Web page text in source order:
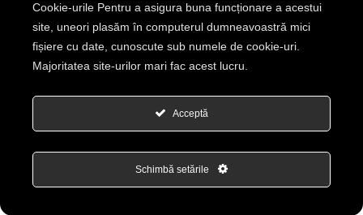
Deschide cu Waze Deschide cu Maps
SENIOR TEX SRL
Cookie-urile Pentru a asigura buna funcționare a acestui
site, uneori plasăm în computerul dumneavoastră mici
fișiere cu date, cunoscute sub numele de cookie-uri.
Majoritatea site-urilor mari fac acest lucru.
Acceptă
Schimbă setările